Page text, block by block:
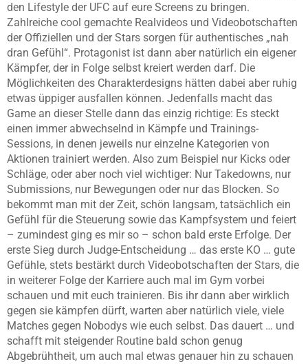
den Lifestyle der UFC auf eure Screens zu bringen.
Zahlreiche cool gemachte Realvideos und Videobotschaften
der Offiziellen und der Stars sorgen für authentisches „nah
dran Gefühl“. Protagonist ist dann aber natürlich ein eigener
Kämpfer, der in Folge selbst kreiert werden darf. Die
Möglichkeiten des Charakterdesigns hätten dabei aber ruhig
etwas üppiger ausfallen können. Jedenfalls macht das
Game an dieser Stelle dann das einzig richtige: Es steckt
einen immer abwechselnd in Kämpfe und Trainings-
Sessions, in denen jeweils nur einzelne Kategorien von
Aktionen trainiert werden. Also zum Beispiel nur Kicks oder
Schläge, oder aber noch viel wichtiger: Nur Takedowns, nur
Submissions, nur Bewegungen oder nur das Blocken. So
bekommt man mit der Zeit, schön langsam, tatsächlich ein
Gefühl für die Steuerung sowie das Kampfsystem und feiert
– zumindest ging es mir so – schon bald erste Erfolge. Der
erste Sieg durch Judge-Entscheidung … das erste KO … gute
Gefühle, stets bestärkt durch Videobotschaften der Stars, die
in weiterer Folge der Karriere auch mal im Gym vorbei
schauen und mit euch trainieren. Bis ihr dann aber wirklich
gegen sie kämpfen dürft, warten aber natürlich viele, viele
Matches gegen Nobodys wie euch selbst. Das dauert … und
schafft mit steigender Routine bald schon genug
Abgebrühtheit, um auch mal etwas genauer hin zu schauen